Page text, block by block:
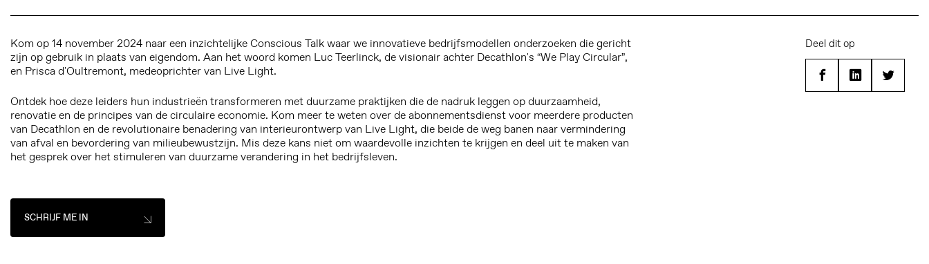
Kom op 14 november 2024 naar een inzichtelijke Conscious Talk waar we innovatieve bedrijfsmodellen onderzoeken die gericht
zijn op gebruik in plaats van eigendom. Aan het woord komen Luc Teerlinck, de visionair achter Decathlon's “We Play Circular”,
en Prisca d'Oultremont, medeoprichter van Live Light.
Ontdek hoe deze leiders hun industrieën transformeren met duurzame praktijken die de nadruk leggen op duurzaamheid,
renovatie en de principes van de circulaire economie. Kom meer te weten over de abonnementsdienst voor meerdere producten
van Decathlon en de revolutionaire benadering van interieurontwerp van Live Light, die beide de weg banen naar vermindering
van afval en bevordering van milieubewustzijn. Mis deze kans niet om waardevolle inzichten te krijgen en deel uit te maken van
het gesprek over het stimuleren van duurzame verandering in het bedrijfsleven.
SCHRIJF ME IN
Deel dit op
FacebookLinkedinTwitter